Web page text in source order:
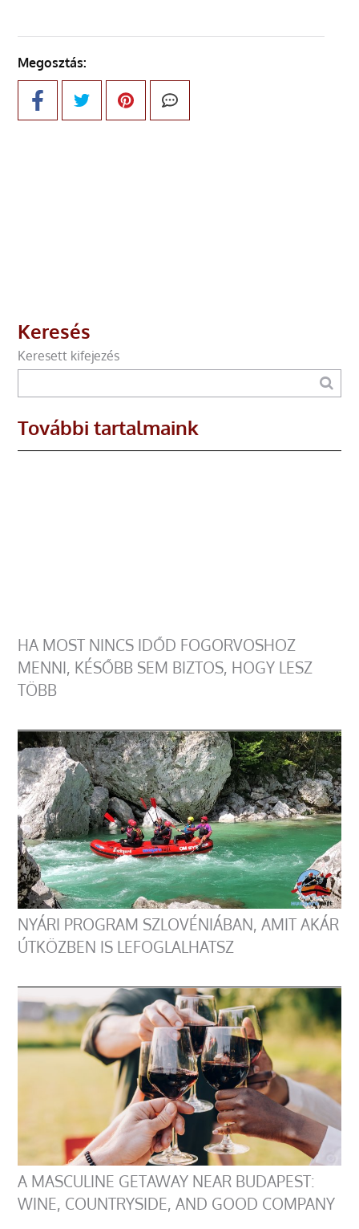
Megosztás:
Keresés
Keresett kifejezés
További tartalmaink
HA MOST NINCS IDŐD FOGORVOSHOZ
MENNI, KÉSŐBB SEM BIZTOS, HOGY LESZ
TÖBB
NYÁRI PROGRAM SZLOVÉNIÁBAN, AMIT AKÁR
ÚTKÖZBEN IS LEFOGLALHATSZ
A MASCULINE GETAWAY NEAR BUDAPEST:
WINE, COUNTRYSIDE, AND GOOD COMPANY